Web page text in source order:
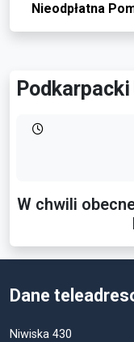
Nieodpłatna
W chwili
Dane
Niwiska 430